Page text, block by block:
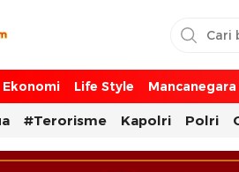
Ekonomi Life Style Mancanegara
#Terorisme Kapolri Polri